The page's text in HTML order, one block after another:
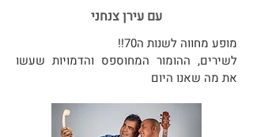
עם עירן צנחני
מופע מחווה לשנות ה70!!
לשירים, ההומור המחוספס והדמויות שעשו
את מה שאנו היום